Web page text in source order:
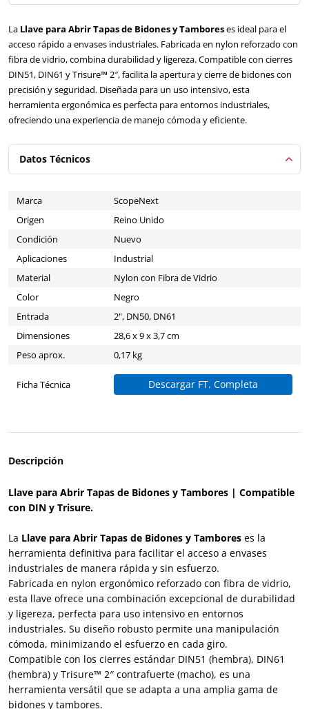
La Llave para Abrir Tapas de Bidones y Tamboreses ideal para el
acceso rápido a envases industriales. Fabricada en nylon reforzado con
fibra de vidrio, combina durabilidad y ligereza. Compatible con cierres
DIN51, DIN61 y Trisure™ 2″, facilita la apertura y cierre de bidones con
precisión y seguridad. Diseñada para un uso intensivo, esta
herramienta ergonómica es perfecta para entornos industriales,
ofreciendo una experiencia de manejo cómoda y eficiente.
Datos Técnicos
Marca
ScopeNext
Origen
Reino Unido
Condición
Nuevo
Aplicaciones
Industrial
Material
Nylon con Fibra de Vidrio
Color
Negro
Entrada
2", DN50, DN61
Dimensiones
28,6 x 9 x 3,7 cm
Peso aprox.
0,17 kg
Ficha Técnica Descargar FT. Completa
Descripción
Llave para Abrir Tapas de Bidones y Tambores | Compatible
con DIN y Trisure.
La Llave para Abrir Tapas de Bidones y Tambores es la
herramienta definitiva para facilitar el acceso a envases
industriales de manera rápida y sin esfuerzo.
Fabricada en nylon ergonómico reforzado con fibra de vidrio,
esta llave ofrece una combinación excepcional de durabilidad
y ligereza, perfecta para uso intensivo en entornos
industriales. Su diseño robusto permite una manipulación
cómoda, minimizando el esfuerzo en cada giro.
Compatible con los cierres estándar DIN51 (hembra), DIN61
(hembra) y Trisure™ 2″ contrafuerte (macho), es una
herramienta versátil que se adapta a una amplia gama de
bidones y tambores.